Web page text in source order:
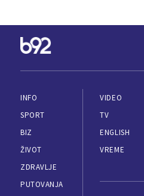
INFO
SPORT
BIZ
ŽIVOT
ZDRAVLJE
PUTOVANJA
VIDEO
TV
ENGLISH
VREME